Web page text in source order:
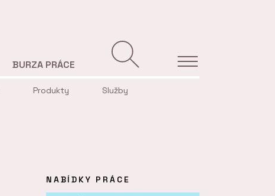
Produkty Služby
BURZA PRÁCE
NABÍDKY PRÁCE